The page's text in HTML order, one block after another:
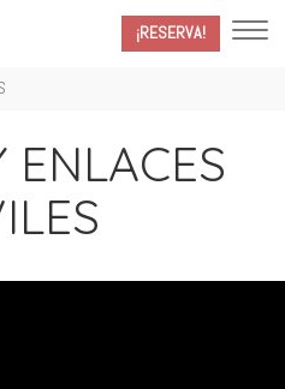
¡RESERVA!
ENLACES